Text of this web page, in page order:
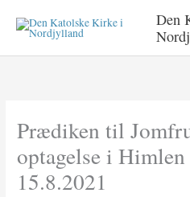
Den
Prædiken til
optagelse i
15.8.2021